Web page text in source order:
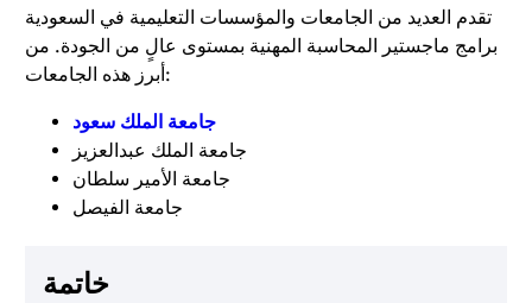
تقدم العديد من الجامعات والمؤسسات التعليمية في السعودية
برامج ماجستير المحاسبة المهنية بمستوى عالٍ من الجودة. من
أبرز هذه الجامعات:
جامعة الملك سعود
جامعة الملك عبدالعزيز
جامعة الأمير سلطان
جامعة الفيصل
خاتمة